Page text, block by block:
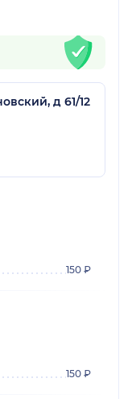
д 61/12
150 ₽
150 ₽